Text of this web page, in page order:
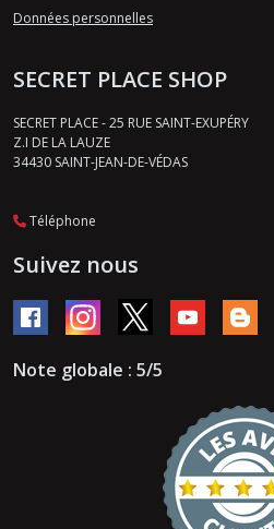
Données personnelles
SECRET PLACE SHOP
SECRET PLACE - 25 RUE SAINT-EXUPÉRY
Z.I DE LA LAUZE
34430 SAINT-JEAN-DE-VÉDAS
Téléphone
Suivez nous
Note globale : 5/5